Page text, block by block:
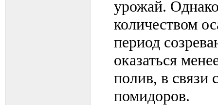
урожай.
количеством
период
оказаться
полив, в связи
помидоров.